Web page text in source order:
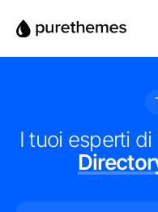
I tuoi esperti